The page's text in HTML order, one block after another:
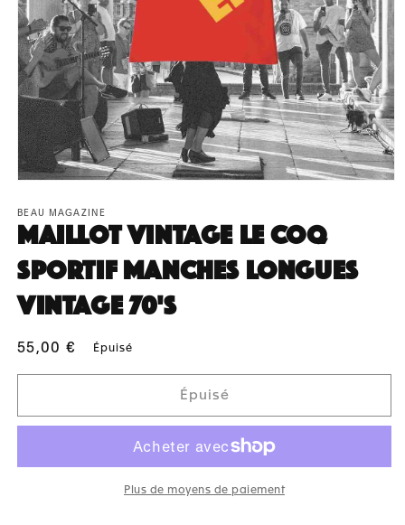
média
1
dans
fenêtre
modale
BEAU MAGAZINE
Maillot Vintage Le Coq
Sportif Manches longues
Vintage 70'S
Prix
55,00 € Épuisé
Épuisé
Plus de moyens de paiement